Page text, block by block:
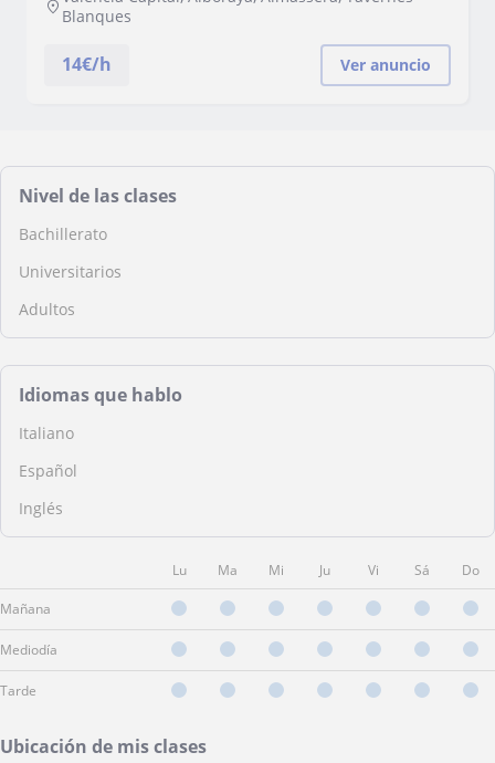
Blanques
14€/h Ver anuncio
Nivel de las clases
Bachillerato
Universitarios
Adultos
Idiomas que hablo
Italiano
Español
Inglés
Lu Ma Mi Ju Vi Sá Do
Mañana
Mediodía
Tarde
Ubicación de mis clases